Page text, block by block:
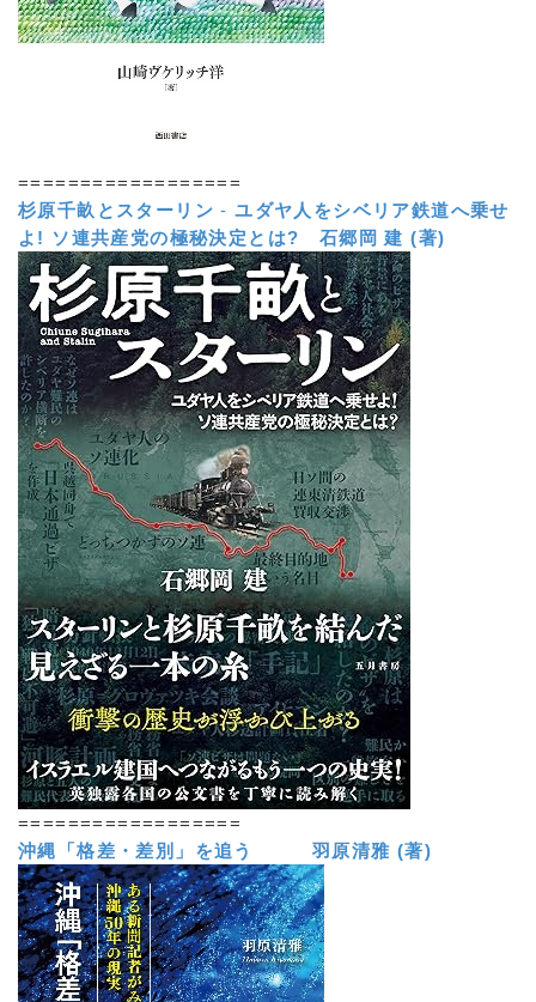
==================
杉原千畝とスターリン -ユダヤ人をシベリア鉄道へ乗せ
よ! ソ連共産党の極秘決定とは?
石郷岡 建 (著)
==================
沖縄「格差・差別」を追う 羽原清雅 (著)